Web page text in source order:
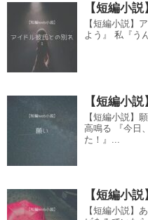
【短編小
【短編小説
よう』 私『う
【短編小
【短編小説
高鳴る 『今日
た！』...
【短編小
【短編小説